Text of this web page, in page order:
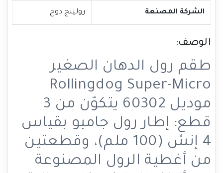
الشركة المصنعة رولينج دوج
الوصف:
طقم رول الدهان الصغير
Rollingdog Super-Micro
موديل 60302 يتكوّن من 3
قطع: إطار رول جامبو بقياس
4 إنش (100 ملم)، وقطعتين
من أغطية الرول المصنوعة